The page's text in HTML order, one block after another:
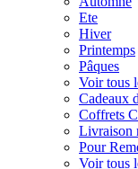
Ete
Hiver
Printemps
Pâques
Voir tous
Cadeaux
Coffrets
Livraison
Pour
Voir tous